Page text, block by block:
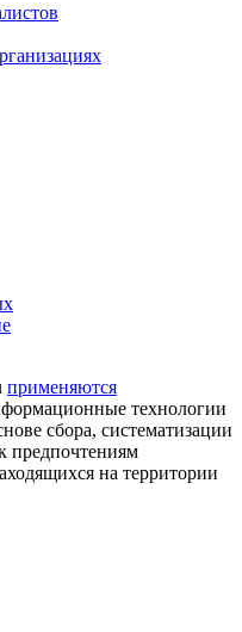
применяются
технологии
сбора, систематизации
предпочтениям
на территории